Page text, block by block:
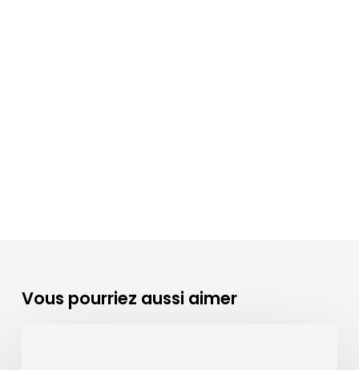
Vous pourriez aussi aimer